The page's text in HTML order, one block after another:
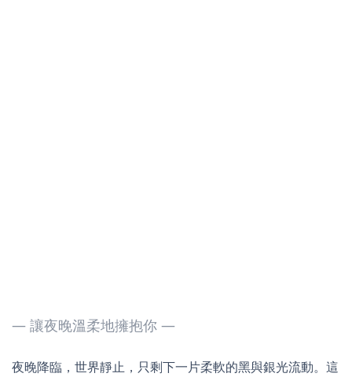
— 讓夜晚溫柔地擁抱你 —
夜晚降臨，世界靜止，只剩下一片柔軟的黑與銀光流動。這